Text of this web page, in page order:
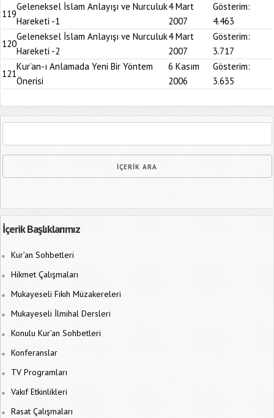
119
Geleneksel İslam Anlayışı ve Nurculuk
Hareketi -1
4 Mart
2007
Gösterim:
4.463
120
Geleneksel İslam Anlayışı ve Nurculuk
Hareketi -2
4 Mart
2007
Gösterim:
3.717
121
Kur’an-ı Anlamada Yeni Bir Yöntem
Önerisi
6 Kasım
2006
Gösterim:
3.635
İçerik Başlıklarımız
Kur’an Sohbetleri
Hikmet Çalışmaları
Mukayeseli Fıkıh Müzakereleri
Mukayeseli İlmihal Dersleri
Konulu Kur’an Sohbetleri
Konferanslar
TV Programları
Vakıf Etkinlikleri
Rasat Çalışmaları